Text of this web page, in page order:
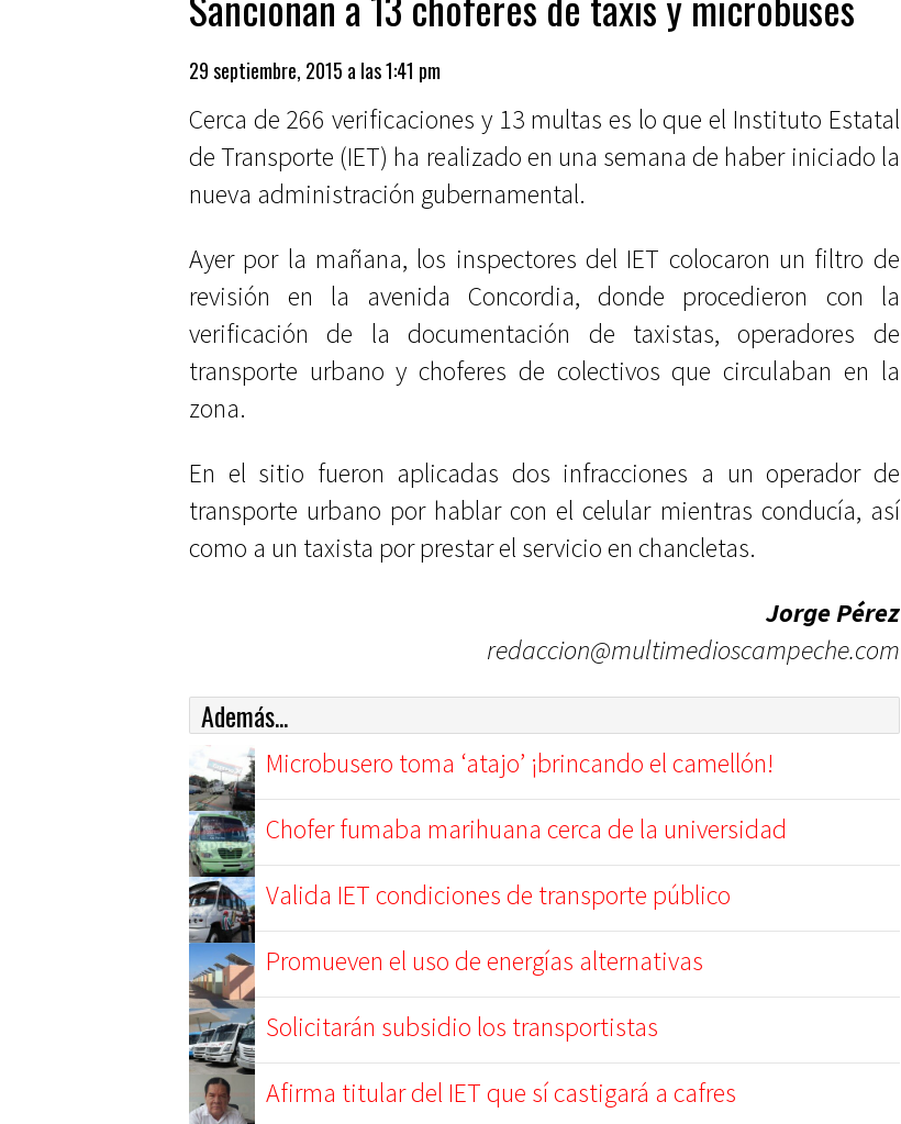
29 septiembre, 2015 a las 1:41 pm
Cerca de 266 verificaciones y 13 multas es lo que el Instituto Estatal
de Transporte (IET) ha realizado en una semana de haber iniciado la
nueva administración gubernamental.
Ayer por la mañana, los inspectores del IET colocaron un filtro de
revisión en la avenida Concordia, donde procedieron con la
verificación de la documentación de taxistas, operadores de
transporte urbano y choferes de colectivos que circulaban en la
zona.
En el sitio fueron aplicadas dos infracciones a un operador de
transporte urbano por hablar con el celular mientras conducía, así
como a un taxista por prestar el servicio en chancletas.
Jorge Pérez
redaccion@multimedioscampeche.com
Además...
Microbusero toma ‘atajo’ ¡brincando el camellón!
Chofer fumaba marihuana cerca de la universidad
Valida IET condiciones de transporte público
Promueven el uso de energías alternativas
Solicitarán subsidio los transportistas
Afirma titular del IET que sí castigará a cafres